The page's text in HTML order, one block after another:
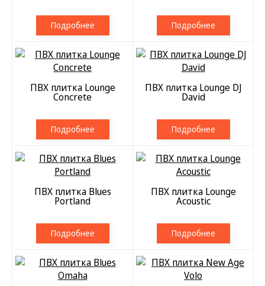
Подробнее Подробнее
ПВХ плитка Lounge
Concrete
Подробнее
ПВХ плитка Lounge DJ
David
Подробнее
ПВХ плитка Blues
Portland
Подробнее
ПВХ плитка Lounge
Acoustic
Подробнее